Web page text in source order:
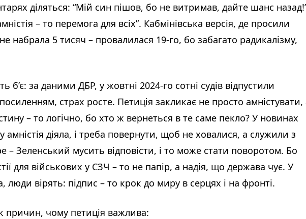
діляться: “Мій син пішов, бо не витримав, дайте шанс
– то перемога для всіх”. Кабмінівська версія, де просили
набрала 5 тисяч – провалилася 19-го, бо забагато радикалізму,
б’є: за даними ДБР, у жовтні 2024-го сотні судів відпустили
страх росте. Петиція закликає не просто амністувати,
– то логічно, бо хто ж вернеться в те саме пекло? У новинах
амністія діяла, і треба повернути, щоб не ховалися, а служили з
Зеленський мусить відповісти, і то може стати поворотом. Бо
для військових у СЗЧ – то не папір, а надія, що держава чує. У
люди вірять: підпис – то крок до миру в серцях і на фронті.
причин, чому петиція важлива: